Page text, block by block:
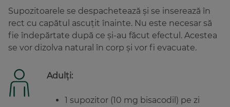
Supozitoarele se despachetează și se inserează în
rect cu capătul ascuțit înainte. Nu este necesar să
fie îndepărtate după ce și-au făcut efectul. Acestea
se vor dizolva natural în corp și vor fi evacuate.
Adulți:
1 supozitor (10 mg bisacodil) pe zi